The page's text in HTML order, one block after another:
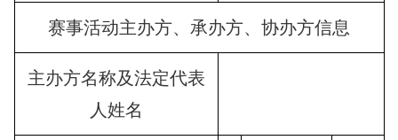
赛事活动主办方、承办方、协办方信息
主办方名称及法定代表
人姓名